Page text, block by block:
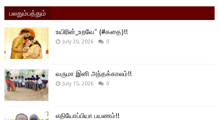
பலதும்பத்தும்
உயிரின்_உறவே" (#கதை)!!
July 20, 2026 0
வருமா இனி அந்தக்காலம்!!
July 15, 2026 0
எதியோப்பியா பயணம்!!